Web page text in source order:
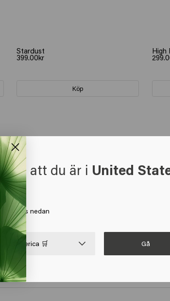
Stardust
399.00kr
Köp
High
glädje!
att du är i United
din plats nedan
of America 🛒 Gå